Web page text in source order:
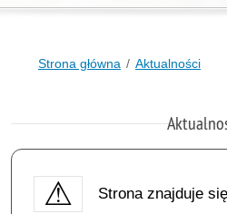
Strona główna Aktualności
Strona znajduje